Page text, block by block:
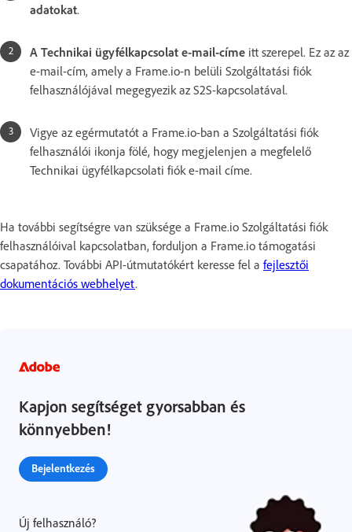
adatokat.
A Technikai ügyfélkapcsolat e-mail-címe itt szerepel. Ez az az
e-mail-cím, amely a Frame.io-n belüli Szolgáltatási fiók
felhasználójával megegyezik az S2S-kapcsolatával.
Vigye az egérmutatót a Frame.io-ban a Szolgáltatási fiók
felhasználói ikonja fölé, hogy megjelenjen a megfelelő
Technikai ügyfélkapcsolati fiók e-mail címe.
Ha további segítségre van szüksége a Frame.io Szolgáltatási fiók
felhasználóival kapcsolatban, forduljon a Frame.io támogatási
csapatához. További API-útmutatókért keresse fel a fejlesztői
dokumentációs webhelyet.
Kapjon segítséget gyorsabban és
könnyebben!
Bejelentkezés
Új felhasználó?